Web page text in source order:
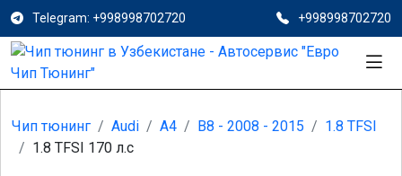
Telegram: +998998702720 +998998702720
Чип тюнинг Audi A4 B8 - 2008 - 2015
1.8 TFSI
1.8 TFSI 170 л.с